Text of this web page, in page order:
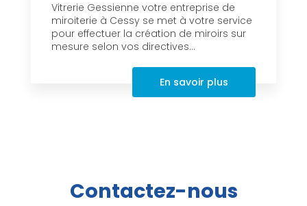
Vitrerie Gessienne votre entreprise de
miroiterie à Cessy se met à votre service
pour effectuer la création de miroirs sur
mesure selon vos directives...
En savoir plus
Contactez-nous